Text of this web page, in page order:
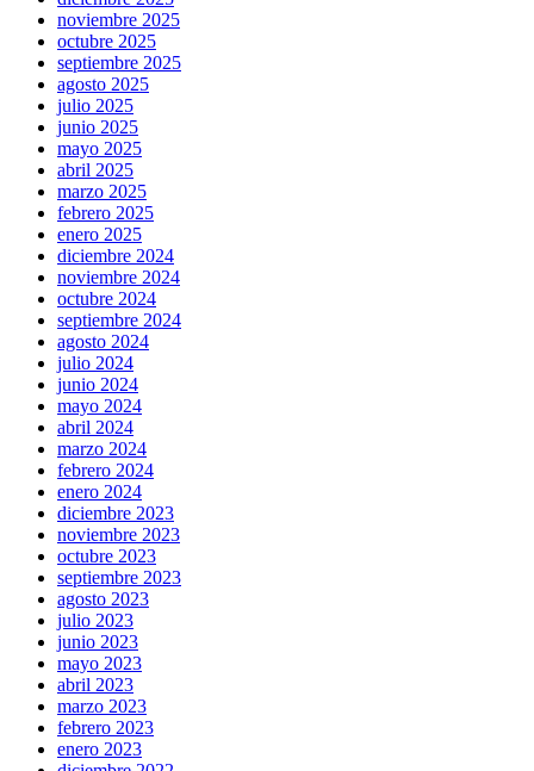
noviembre 2025
octubre 2025
septiembre 2025
agosto 2025
julio 2025
junio 2025
mayo 2025
abril 2025
marzo 2025
febrero 2025
enero 2025
diciembre 2024
noviembre 2024
octubre 2024
septiembre 2024
agosto 2024
julio 2024
junio 2024
mayo 2024
abril 2024
marzo 2024
febrero 2024
enero 2024
diciembre 2023
noviembre 2023
octubre 2023
septiembre 2023
agosto 2023
julio 2023
junio 2023
mayo 2023
abril 2023
marzo 2023
febrero 2023
enero 2023